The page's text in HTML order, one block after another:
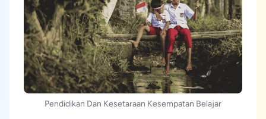
Pendidikan Dan Kesetaraan Kesempatan Belajar